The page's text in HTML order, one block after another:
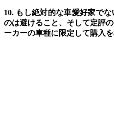
10. もし絶対的な車愛好家で
のは避けること、そして定評
ーカーの車種に限定して購入